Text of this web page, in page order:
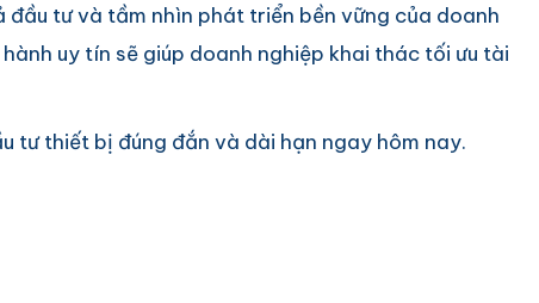
đầu tư và tầm nhìn phát triển bền vững của doanh
uy tín sẽ giúp doanh nghiệp khai thác tối ưu tài
tư thiết bị đúng đắn và dài hạn ngay hôm nay.